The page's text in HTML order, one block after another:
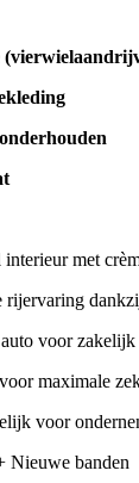
met
rijervaring
auto voor
maximale
voor
Nieuwe banden